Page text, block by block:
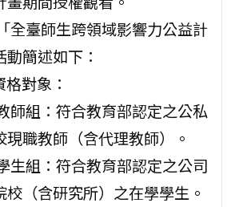
全臺師生跨領域影響力公益計
動簡述如下：
對象：
師組：符合教育部認定之公私
現職教師（含代理教師）。
生組：符合教育部認定之公司
校（含研究所）之在學學生。